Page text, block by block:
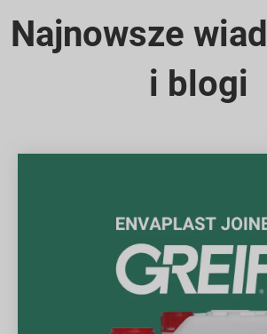
Najnowsze
i blogi